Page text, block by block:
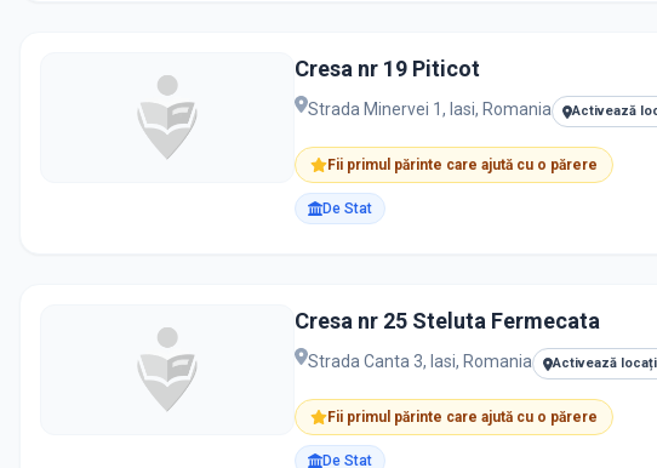
Cresa nr 19 Piticot
Strada Minervei 1, Iasi, Romania Activează
Fii primul părinte care ajută cu o părere
De Stat
Cresa nr 25 Steluta Fermecata
Strada Canta 3, Iasi, Romania Activează
Fii primul părinte care ajută cu o părere
De Stat